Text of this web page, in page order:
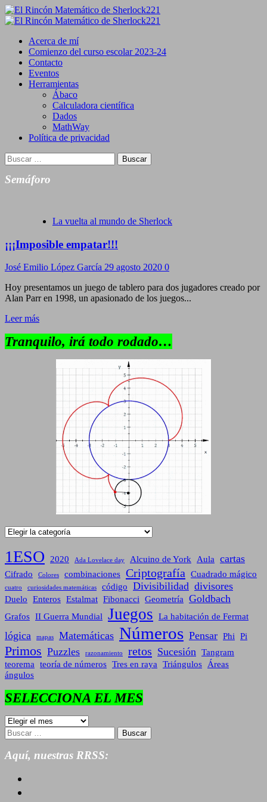
Saltar
al
Primary
Acerca de mí
Comienzo del curso escolar 2023-24
Contacto
Eventos
Herramientas
Ábaco
Calculadora científica
Dados
MathWay
Política de privacidad
Buscar:
Semáforo
La vuelta al mundo de Sherlock
¡¡¡Imposible empatar!!!
José Emilio López García 29 agosto 2020 0
Hoy presentamos un juego de tablero para dos jugadores creado por
Alan Parr en 1998, un apasionado de los juegos...
Leer más
Tranquilo, irá todo rodado…
Categorías
1ESO 2020 Ada Lovelace day Alcuino de York Aula cartas
Cifrado Colores combinaciones Criptografía Cuadrado mágico
cuatro curiosidades matemáticas código Divisibilidad divisores
Duelo Enteros Estalmat Fibonacci Geometría Goldbach
Grafos II Guerra Mundial Juegos La habitación de Fermat
lógica mapas Matemáticas Números Pensar Phi Pi
Primos Puzzles razonamiento retos Sucesión Tangram
teorema teoría de números Tres en raya Triángulos Áreas
ángulos
SELECCIONA EL MES
SELECCIONA
EL
MES
Buscar:
Aquí, nuestras RRSS: